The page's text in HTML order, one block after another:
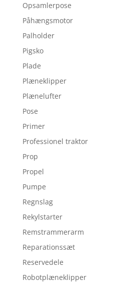
Opsamlerpose
Påhængsmotor
Palholder
Pigsko
Plade
Plæneklipper
Plænelufter
Pose
Primer
Professionel traktor
Prop
Propel
Pumpe
Regnslag
Rekylstarter
Remstrammerarm
Reparationssæt
Reservedele
Robotplæneklipper